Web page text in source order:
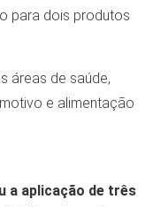
para dois produtos
áreas de saúde,
e alimentação
a aplicação de três